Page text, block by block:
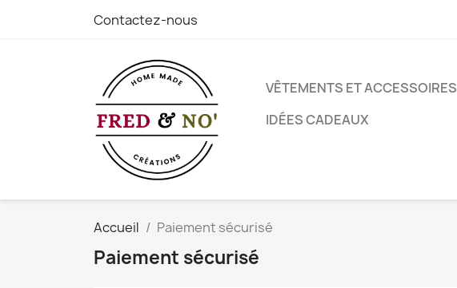
Contactez-nous
VÊTEMENTS ET ACCESSOIRES
IDÉES CADEAUX
Accueil Paiement sécurisé
Paiement sécurisé